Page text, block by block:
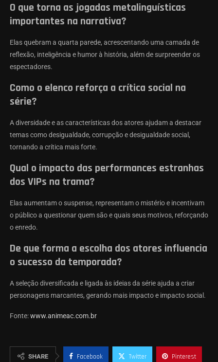
O que torna as jogadas metalinguísticas
importantes na narrativa?
Elas quebram a quarta parede, acrescentando uma camada de
reflexão, inteligência e humor à história, além de surpreender os
espectadores.
Como o elenco reforça a crítica social na
série?
A diversidade e as características dos atores ajudam a destacar
temas como desigualdade, corrupção e desigualdade social,
tornando a crítica mais forte.
Qual o impacto das performances estranhas
dos VIPs na trama?
Elas aumentam o suspense, representam o mistério e incentivam
o público a questionar quem são e quais seus motivos, reforçando
o enredo.
De que forma a escolha dos atores influencia
o sucesso da temporada?
A seleção diversificada e ligada às ideias da série ajuda a criar
personagens marcantes, gerando mais impacto e impacto social.
Fonte:www.animeac.com.br
SHARE Facebook Twitter Pinterest